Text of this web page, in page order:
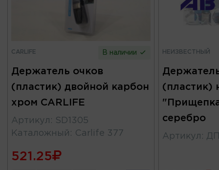
CARLIFE В наличии
Держатель очков
(пластик) двойной карбон
хром CARLIFE
Артикул : SD1305
Каталожный : Carlife 377
521.25
НЕИЗВЕСТНЫЙ
(пластик)
серебро
Артикул :